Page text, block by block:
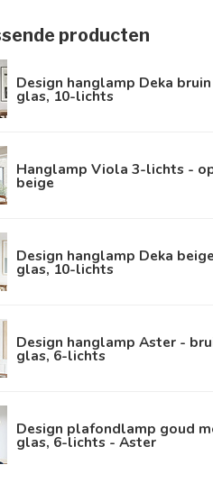
producten
Design hanglamp Deka
glas, 10-lichts
Hanglamp Viola 3-lichts -
beige
Design hanglamp Deka
glas, 10-lichts
Design hanglamp Aster -
glas, 6-lichts
Design plafondlamp goud
glas, 6-lichts - Aster